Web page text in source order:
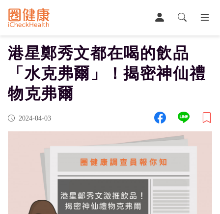
關於圈健康
健康知識圈
健康討論圈
港星鄭秀文都在喝的飲品
「水克弗爾」！揭密神仙禮
物克弗爾
2024-04-03